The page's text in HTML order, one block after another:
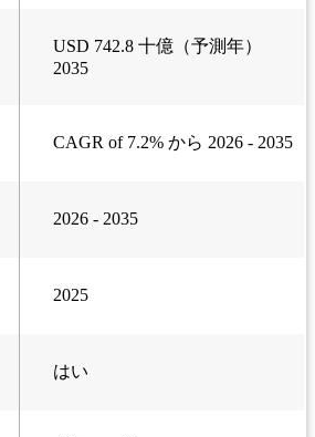
USD 742.8 十億（予測年）
2035
CAGR of 7.2% から 2026 - 2035
2026 - 2035
2025
はい